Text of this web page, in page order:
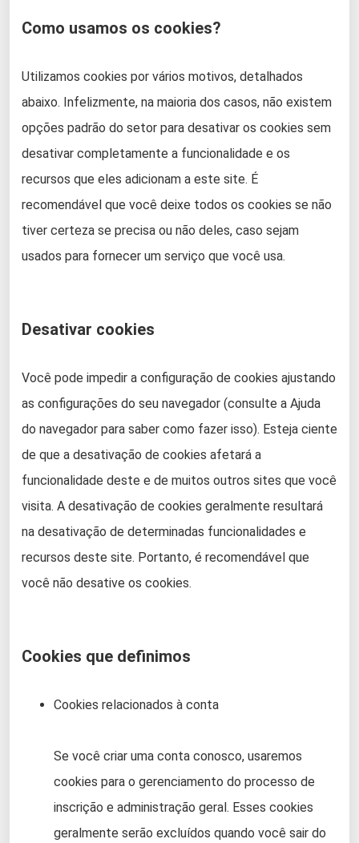
Como usamos os cookies?
Utilizamos cookies por vários motivos, detalhados
abaixo. Infelizmente, na maioria dos casos, não existem
opções padrão do setor para desativar os cookies sem
desativar completamente a funcionalidade e os
recursos que eles adicionam a este site. É
recomendável que você deixe todos os cookies se não
tiver certeza se precisa ou não deles, caso sejam
usados ​​para fornecer um serviço que você usa.
Desativar cookies
Você pode impedir a configuração de cookies ajustando
as configurações do seu navegador (consulte a Ajuda
do navegador para saber como fazer isso). Esteja ciente
de que a desativação de cookies afetará a
funcionalidade deste e de muitos outros sites que você
visita. A desativação de cookies geralmente resultará
na desativação de determinadas funcionalidades e
recursos deste site. Portanto, é recomendável que
você não desative os cookies.
Cookies que definimos
Cookies relacionados à conta
Se você criar uma conta conosco, usaremos
cookies para o gerenciamento do processo de
inscrição e administração geral. Esses cookies
geralmente serão excluídos quando você sair do